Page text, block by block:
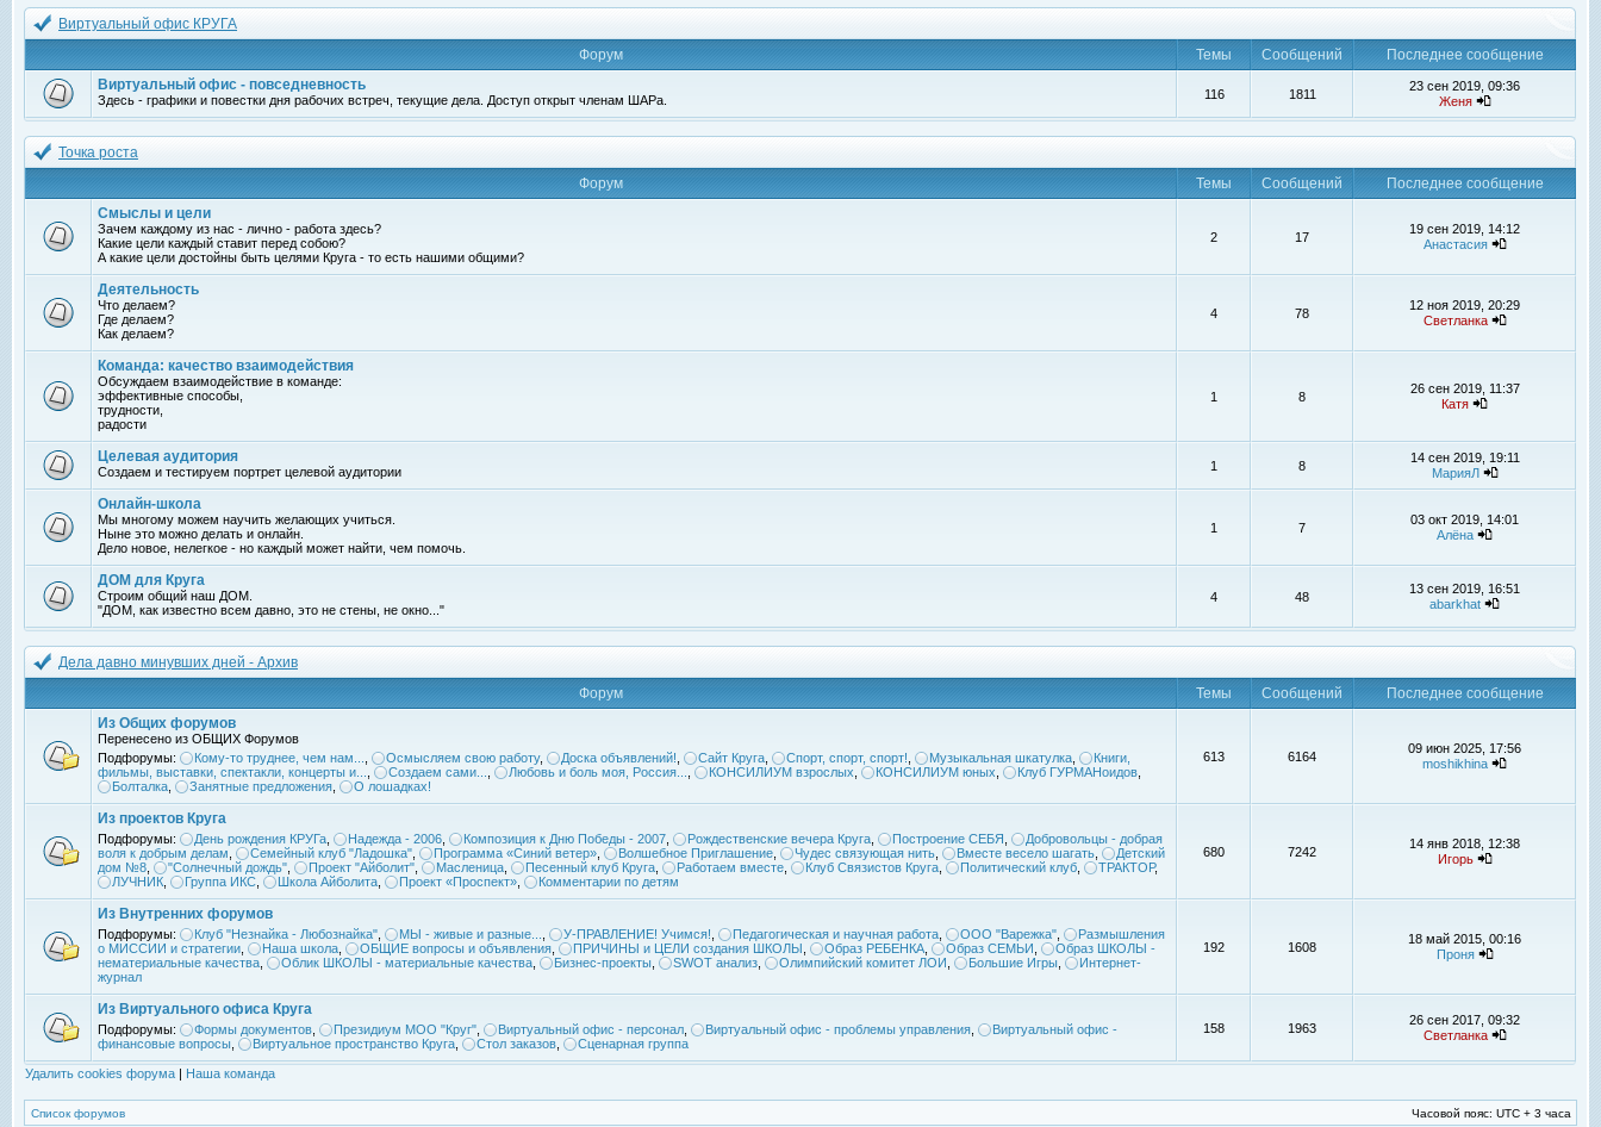
Виртуальный офис КРУГА
Форум
Темы Сообщений
Последнее сообщение
Виртуальный офис - повседневность
Здесь - графики и повестки дня рабочих встреч, текущие дела. Доступ открыт членам ШАРа. 116 1811
23 сен 2019, 09:36
Женя
Точка роста
Форум
Темы Сообщений
Последнее сообщение
Смыслы и цели
Зачем каждому из нас - лично - работа здесь?
Какие цели каждый ставит перед собою?
А какие цели достойны быть целями Круга - то есть нашими общими?
2 17
19 сен 2019, 14:12
Анастасия
Деятельность
Что делаем?
Где делаем?
Как делаем?
4 78
12 ноя 2019, 20:29
Светланка
Команда: качество взаимодействия
Обсуждаем взаимодействие в команде:
эффективные способы,
трудности,
радости
1 8
26 сен 2019, 11:37
Катя
Целевая аудитория
Создаем и тестируем портрет целевой аудитории 1 8
14 сен 2019, 19:11
МарияЛ
Онлайн-школа
Мы многому можем научить желающих учиться.
Ныне это можно делать и онлайн.
Дело новое, нелегкое - но каждый может найти, чем помочь.
1 7
03 окт 2019, 14:01
Алёна
ДОМ для Круга
Строим общий наш ДОМ.
"ДОМ, как известно всем давно, это не стены, не окно..."
4 48
13 сен 2019, 16:51
abarkhat
Дела давно минувших дней - Архив
Форум
Темы Сообщений
Последнее сообщение
Из Общих форумов
Перенесено из ОБЩИХ Форумов
Подфорумы:
Кому-то труднее, чем нам... Осмысляем свою работу, Доска объявлений! Сайт Круга Спорт, спорт, спорт! Музыкальная шкатулка
Книги,
фильмы, выставки, спектакли, концерты и...
Создаем сами... Любовь и боль моя, Россия... КОНСИЛИУМ взрослых КОНСИЛИУМ юных Клуб ГУРМАНоидов
Болталка
Занятные предложения О лошадках!
613 6164
09 июн 2025, 17:56
moshikhina
Из проектов Круга
Подфорумы: День рождения КРУГа Надежда - 2006 Композиция к Дню Победы - 2007 Рождественские вечера Круга Построение СЕБЯ
Добровольцы - добрая
воля к добрым делам
Семейный клуб "Ладошка" Программа «Синий ветер» Волшебное Приглашение Чудес связующая нить Вместе весело шагать
Детский
дом №8
"Солнечный дождь" Проект "Айболит" Масленица Песенный клуб Круга Работаем вместе Клуб Связистов Круга Политический клуб ТРАКТОР,
ЛУЧНИК
Группа ИКС Школа Айболита Проект «Проспект» Комментарии по детям
680 7242
14 янв 2018, 12:38
Игорь
Из Внутренних форумов
Подфорумы: Клуб "Незнайка - Любознайка" МЫ - живые и разные... У-ПРАВЛЕНИЕ! Учимся! Педагогическая и научная работа ООО "Варежка"
Размышления
о МИССИИ и стратегии
Наша школа ОБЩИЕ вопросы и объявления ПРИЧИНЫ и ЦЕЛИ создания ШКОЛЫ Образ РЕБЕНКА Образ СЕМЬИ
Образ ШКОЛЫ -
нематериальные качества
Облик ШКОЛЫ - материальные качества Бизнес-проекты SWOT анализ Олимпийский комитет ЛОИ Большие Игры
Интернет-
журнал
192 1608
18 май 2015, 00:16
Проня
Из Виртуального офиса Круга
Подфорумы: Формы документов Президиум МОО "Круг" Виртуальный офис - персонал Виртуальный офис - проблемы управления
Виртуальный офис -
финансовые вопросы
Виртуальное пространство Круга Стол заказов Сценарная группа
158 1963
26 сен 2017, 09:32
Светланка
Удалить cookies форума | Наша команда
Список форумов Часовой пояс: UTC + 3 часа